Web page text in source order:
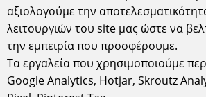
Έδρα
Κυδωνιών 6-8 Αθήνα-Σεπόλια, 10443
ΑΤΤΙΚΗ τηλ: 2105157506
ΔΕΧΟΜΑΣΤΕ ΚΑΤΟΠΙΝ ΡΑΝΤΕΒΟΥ
αξιολογούμε την
λειτουργιών του site μας ώστε να
την εμπειρία που προσφέρουμε.
Τα εργαλεία που χρησιμοποιούμε
Google Analytics, Hotjar, Skroutz